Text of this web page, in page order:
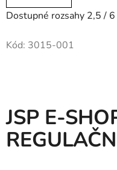
Dostupné rozsahy 2,5 /
Kód: 3015-001
JSP E-